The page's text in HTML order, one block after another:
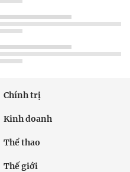
Chính trị
Kinh doanh
Thể thao
Thế giới